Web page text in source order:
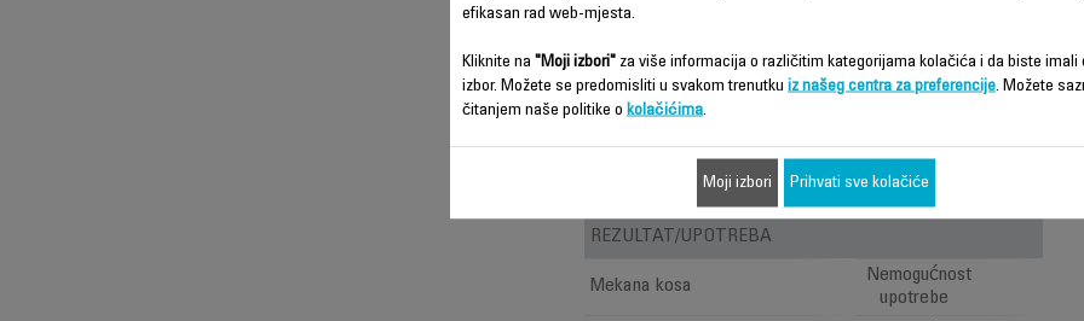
ROWENTA
INFINITE
CURLS
HAIR
CURLER
CF4211F0
REZULTAT/UPOTREBA
Mekana kosa
Nemogućnost
upotrebe
efikasan rad web-mjesta.
Kliknite na "Moji izbori" za više informacija o različitim kategorijama kolačića i da biste imali
izbor. Možete se predomisliti u svakom trenutku iz našeg centra za preferencije. Možete
čitanjem naše politike o kolačićima.
Moji izbori Prihvati sve kolačiće